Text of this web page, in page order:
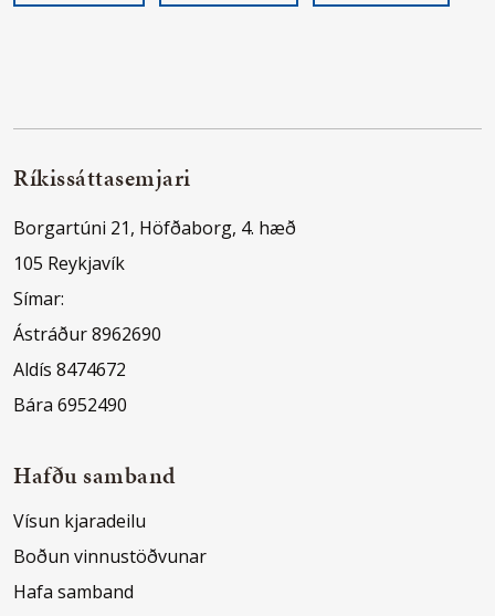
Ríkissáttasemjari
Borgartúni 21, Höfðaborg, 4. hæð
105 Reykjavík
Símar:
Ástráður 8962690
Aldís 8474672
Bára 6952490
Hafðu samband
Vísun kjaradeilu
Boðun vinnustöðvunar
Hafa samband